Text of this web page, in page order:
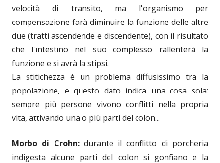
velocità di transito, ma l'organismo per
compensazione farà diminuire la funzione delle altre
due (tratti ascendende e discendente), con il risultato
che l'intestino nel suo complesso rallenterà la
funzione e si avrà la stipsi.
La stitichezza è un problema diffusissimo tra la
popolazione, e questo dato indica una cosa sola:
sempre più persone vivono conflitti nella propria
vita, attivando una o più parti del colon...
Morbo di Crohn:durante il conflitto di porcheria
indigesta alcune parti del colon si gonfiano e la